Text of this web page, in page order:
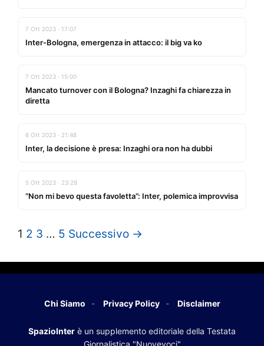
7 Ott 2023 · 17:07
Inter-Bologna, emergenza in attacco: il big va ko
7 Ott 2023 · 15:00
Mancato turnover con il Bologna? Inzaghi fa chiarezza in
diretta
6 Ott 2023 · 21:48
Inter, la decisione è presa: Inzaghi ora non ha dubbi
5 Ott 2023 · 23:28
“Non mi bevo questa favoletta”: Inter, polemica improvvisa
1 2 3 … 5 Successivo →
Chi Siamo Privacy Policy Disclaimer
SpazioInter è un supplemento editoriale della Testata
Giornalistica "Nuovevoci"